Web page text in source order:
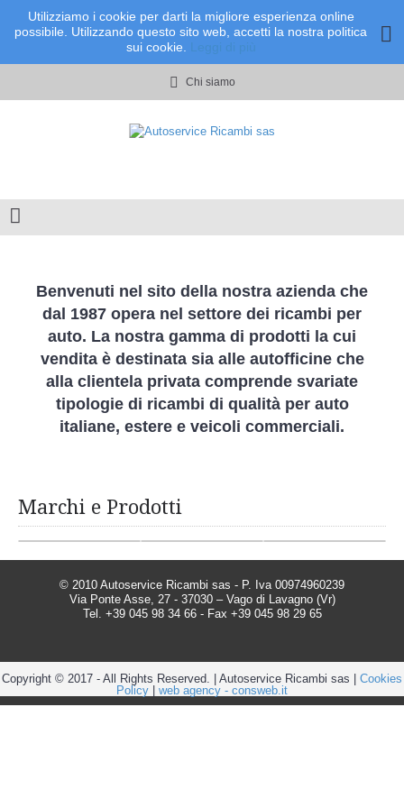
Utilizziamo i cookie per darti la migliore esperienza online
possibile. Utilizzando questo sito web, accetti la nostra politica
sui cookie.
Leggi di più
Chi siamo
Benvenuti nel sito della nostra azienda che
dal 1987 opera nel settore dei ricambi per
auto. La nostra gamma di prodotti la cui
vendita è destinata sia alle autofficine che
alla clientela privata comprende svariate
tipologie di ricambi di qualità per auto
italiane, estere e veicoli commerciali.
Marchi e Prodotti
© 2010 Autoservice Ricambi sas - P. Iva 00974960239
Via Ponte Asse, 27 - 37030 – Vago di Lavagno (Vr)
Tel. +39 045 98 34 66 - Fax +39 045 98 29 65
Copyright © 2017 - All Rights Reserved. | Autoservice Ricambi sas | Cookies
Policy
web agency - consweb.it